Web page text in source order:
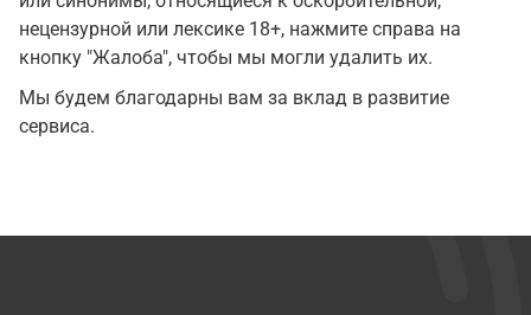
нецензурной или лексике 18+, нажмите справа на
кнопку "Жалоба", чтобы мы могли удалить их.
Мы будем благодарны вам за вклад в развитие
сервиса.